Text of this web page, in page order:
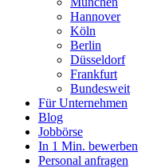
Hannover
Köln
Berlin
Düsseldorf
Frankfurt
Bundesweit
Für Unternehmen
Blog
Jobbörse
In 1 Min. bewerben
Personal anfragen